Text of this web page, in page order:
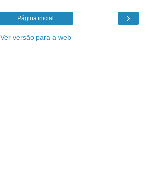
›
Página inicial
Ver versão para a web